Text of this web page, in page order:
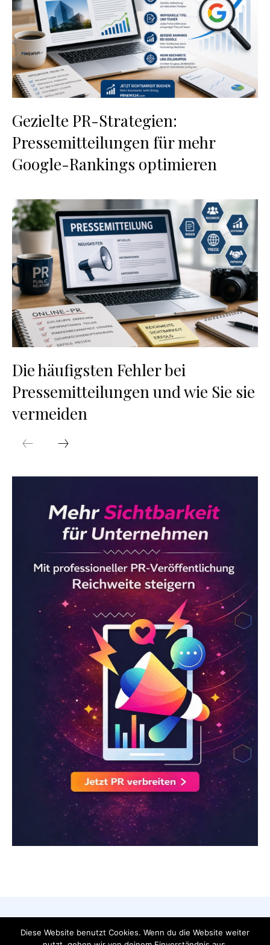
Gezielte PR-Strategien:
Pressemitteilungen für mehr
Google-Rankings optimieren
Die häufigsten Fehler bei
Pressemitteilungen und wie Sie sie
vermeiden
AGB Datenschutzerklärung
FAQ
Diese Website benutzt Cookies. Wenn du die Website weiter